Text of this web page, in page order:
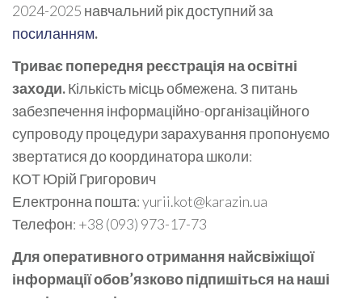
2024-2025 навчальний рік доступний за
посиланням.
Триває попередня реєстрація на освітні
заходи.Кількість місць обмежена. З питань
забезпечення інформаційно-організаційного
супроводу процедури зарахування пропонуємо
звертатися до координатора школи:
КОТ Юрій Григорович
Електронна пошта: yurii.kot@karazin.ua
Телефон: +38 (093) 973-17-73
Для оперативного отримання найсвіжіщої
інформації обов’язково підпишіться на наші